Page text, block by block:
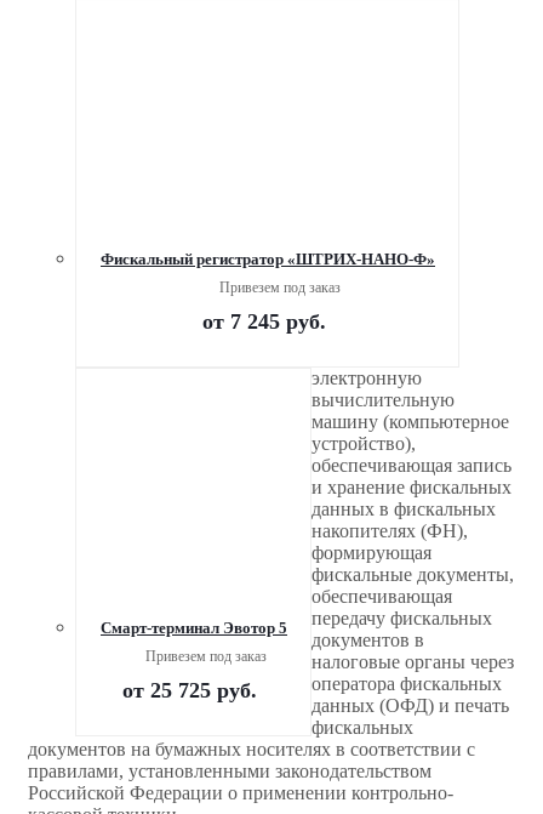
Фискальный регистратор «ШТРИХ-НАНО-Ф»
Привезем под заказ
от 7 245 руб.
Смарт-терминал Эвотор 5
Привезем под заказ
от 25 725 руб.
электронную
вычислительную
машину (компьютерное
устройство),
обеспечивающая запись
и хранение фискальных
данных в фискальных
накопителях (ФН),
формирующая
фискальные документы,
обеспечивающая
передачу фискальных
документов в
налоговые органы через
оператора фискальных
данных (ОФД) и печать
фискальных
документов на бумажных носителях в соответствии с
правилами, установленными законодательством
Российской Федерации о применении контрольно-